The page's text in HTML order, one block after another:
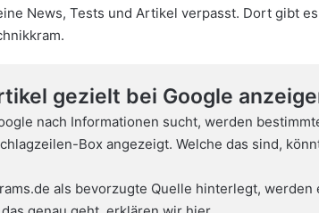
News, Tests und Artikel verpasst. Dort gibt
gezielt bei Google
nach Informationen sucht, werden
Box angezeigt. Welche das sind,
als bevorzugte Quelle hinterlegt,